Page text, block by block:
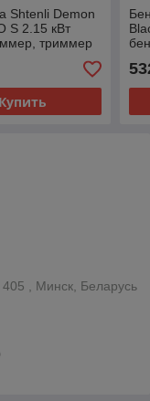
Shtenli Demon
S 2.15 кВт
триммер
Купить
, Минск, Беларусь